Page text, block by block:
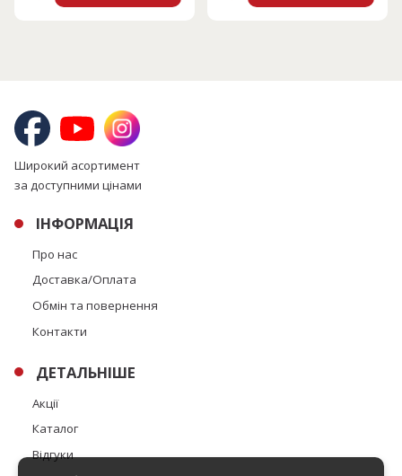
Широкий асортимент
за доступними цінами
ІНФОРМАЦІЯ
Про нас
Доставка/Оплата
Обмін та повернення
Контакти
ДЕТАЛЬНІШЕ
Акції
Каталог
Відгуки